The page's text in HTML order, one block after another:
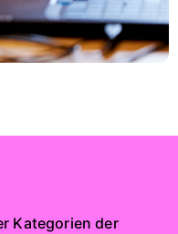
Kategorien der